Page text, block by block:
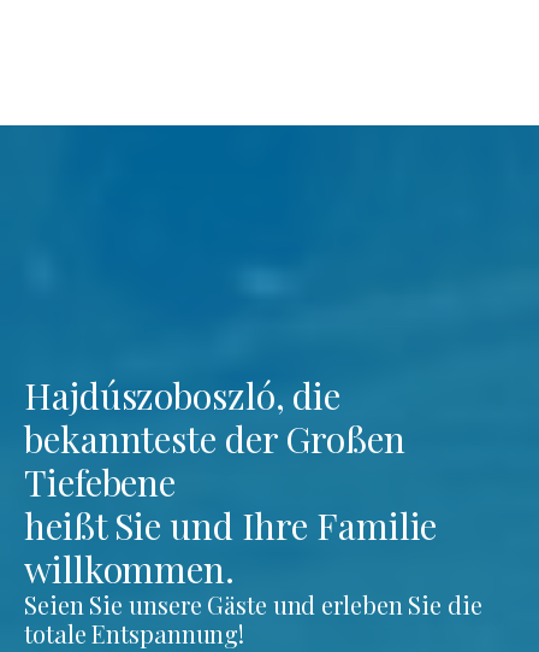
Hajdúszoboszló, die
bekannteste der Großen
Tiefebene
heißt Sie und Ihre Familie
willkommen.
Seien Sie unsere Gäste und erleben Sie die
totale Entspannung!